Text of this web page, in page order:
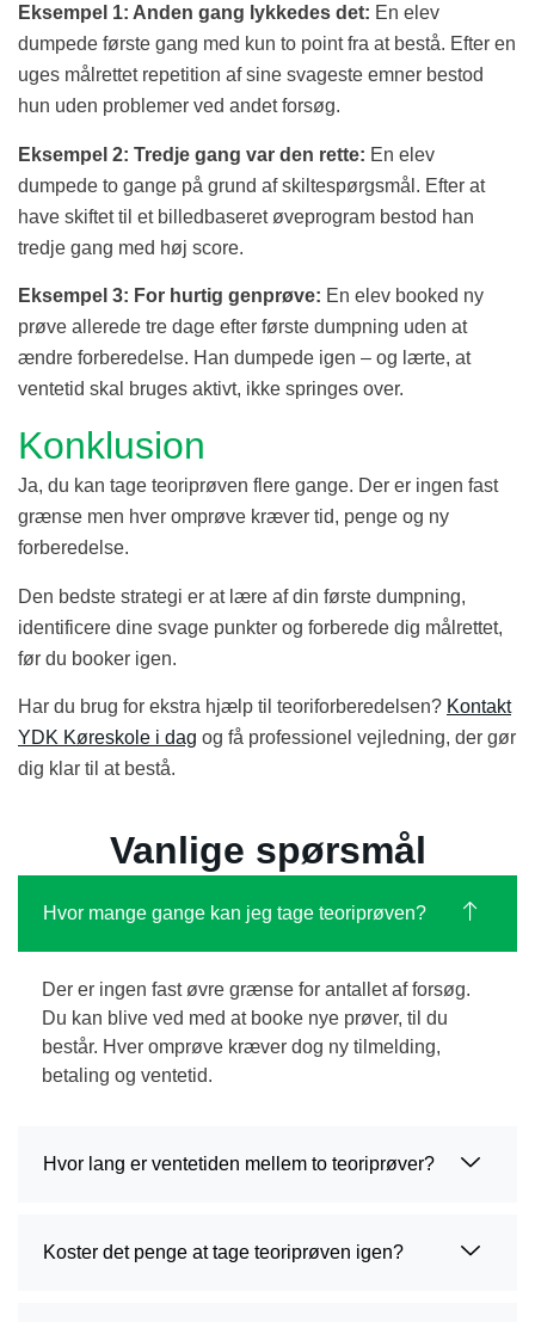
Eksempel 1: Anden gang lykkedes det: En elev
dumpede første gang med kun to point fra at bestå. Efter en
uges målrettet repetition af sine svageste emner bestod
hun uden problemer ved andet forsøg.
Eksempel 2: Tredje gang var den rette: En elev
dumpede to gange på grund af skiltespørgsmål. Efter at
have skiftet til et billedbaseret øveprogram bestod han
tredje gang med høj score.
Eksempel 3: For hurtig genprøve: En elev booked ny
prøve allerede tre dage efter første dumpning uden at
ændre forberedelse. Han dumpede igen – og lærte, at
ventetid skal bruges aktivt, ikke springes over.
Konklusion
Ja, du kan tage teoriprøven flere gange. Der er ingen fast
grænse men hver omprøve kræver tid, penge og ny
forberedelse.
Den bedste strategi er at lære af din første dumpning,
identificere dine svage punkter og forberede dig målrettet,
før du booker igen.
Har du brug for ekstra hjælp til teoriforberedelsen? Kontakt
YDK Køreskole i dag og få professionel vejledning, der gør
dig klar til at bestå.
Vanlige spørsmål
Hvor mange gange kan jeg tage teoriprøven?
Der er ingen fast øvre grænse for antallet af forsøg.
Du kan blive ved med at booke nye prøver, til du
består. Hver omprøve kræver dog ny tilmelding,
betaling og ventetid.
Hvor lang er ventetiden mellem to teoriprøver?
Koster det penge at tage teoriprøven igen?